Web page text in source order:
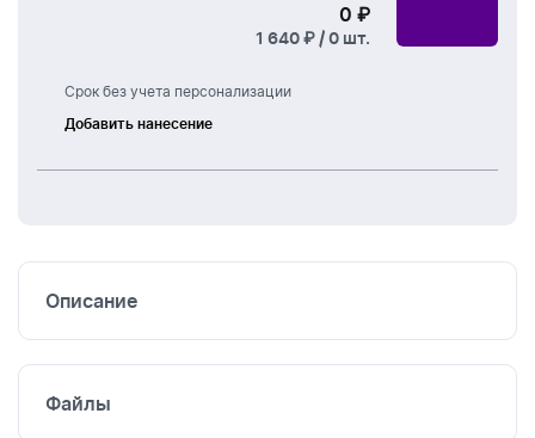
Срок без учета персонализации
Добавить нанесение
Шелкография
0 ₽
1 640 ₽ /0 шт.
Описание
Файлы